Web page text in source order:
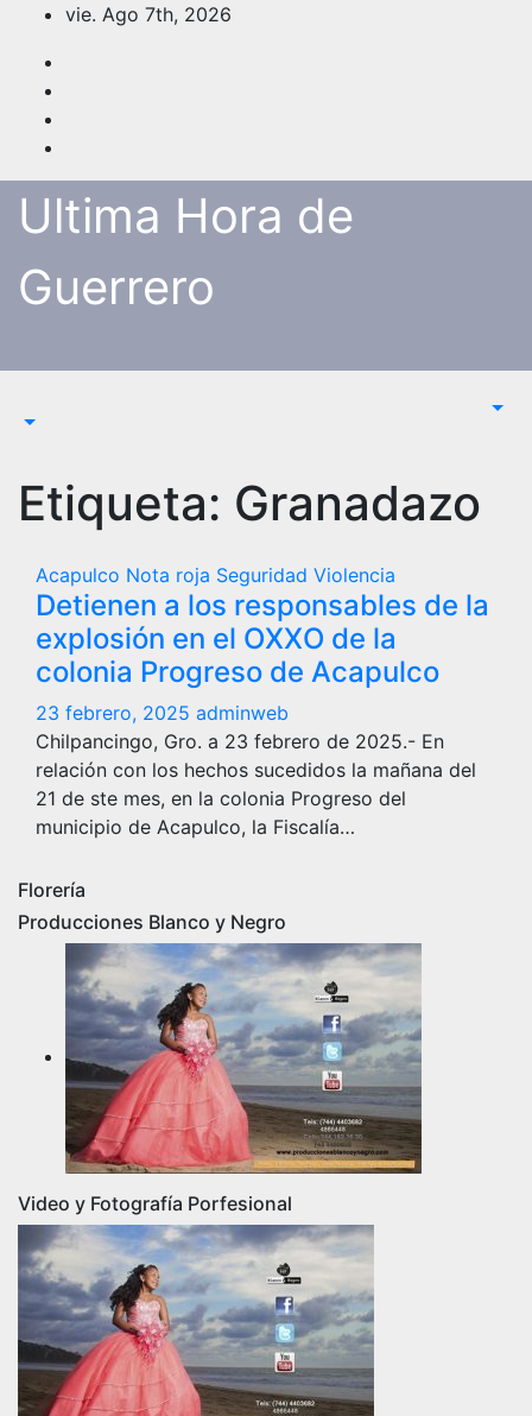
Saltar
contenido
vie. Ago 7th, 2026
Ultima Hora de
Guerrero
Etiqueta: Granadazo
Acapulco Nota roja Seguridad Violencia
Detienen a los responsables de la
explosión en el OXXO de la
colonia Progreso de Acapulco
23 febrero, 2025 adminweb
Chilpancingo, Gro. a 23 febrero de 2025.- En
relación con los hechos sucedidos la mañana del
21 de ste mes, en la colonia Progreso del
municipio de Acapulco, la Fiscalía…
Florería
Producciones Blanco y Negro
Video y Fotografía Porfesional